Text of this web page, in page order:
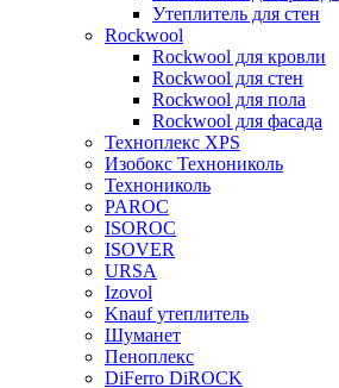
Утеплитель для стен
Rockwool
Rockwool для кровли
Rockwool для стен
Rockwool для пола
Rockwool для фасада
Техноплекс XPS
Изобокс Технониколь
Технониколь
PAROC
ISOROC
ISOVER
URSA
Izovol
Knauf утеплитель
Шуманет
Пеноплекс
DiFerro DiROCK